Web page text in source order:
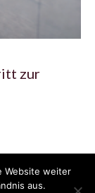
zur
Website weiter
aus.